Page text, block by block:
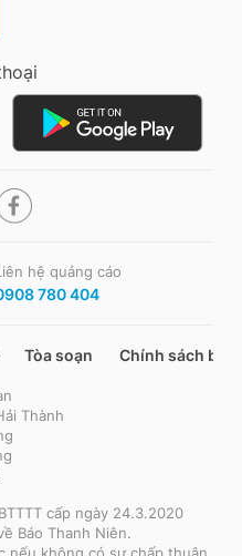
hệ quảng cáo
780 404
Tòa soạn Chính sách bảo
Thành
cấp ngày 24.3.2020
Báo Thanh Niên.
nếu không có sự chấp thuận